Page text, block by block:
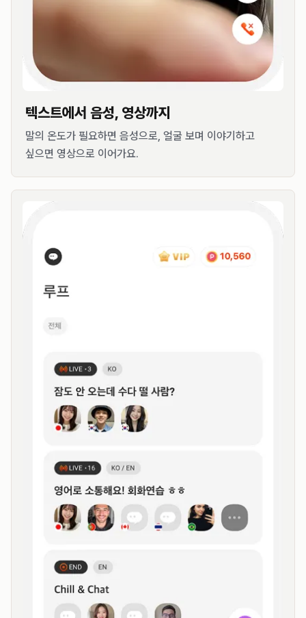
텍스트에서 음성, 영상까지
말의 온도가 필요하면 음성으로, 얼굴 보며 이야기하고
싶으면 영상으로 이어가요.